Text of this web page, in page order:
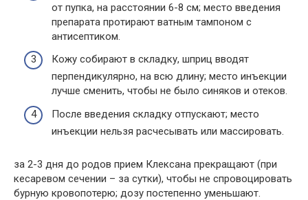
от пупка, на расстоянии 6-8 см; место введения
препарата протирают ватным тампоном с
антисептиком.
Кожу собирают в складку, шприц вводят
перпендикулярно, на всю длину; место инъекции
лучше сменить, чтобы не было синяков и отеков.
После введения складку отпускают; место
инъекции нельзя расчесывать или массировать.
за 2-3 дня до родов прием Клексана прекращают (при
кесаревом сечении – за сутки), чтобы не спровоцировать
бурную кровопотерю; дозу постепенно уменьшают.